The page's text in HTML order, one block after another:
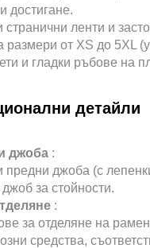
достигане.
странични ленти и
размери от XS до 5XL
и гладки ръбове на
детайли
джоба :
предни джоба (с
за стойности.
:
за отделяне на
средства,